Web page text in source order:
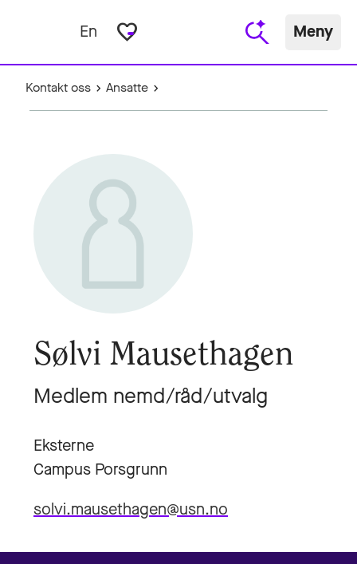
En favorite_border Meny
Kontakt oss Ansatte
Sølvi Mausethagen
Medlem nemd/råd/utvalg
Eksterne
Campus Porsgrunn
solvi.mausethagen@usn.no